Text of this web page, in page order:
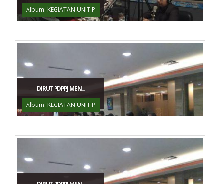
Album: KEGIATAN UNIT P
DIRUT PDPPJ MEN...
Album: KEGIATAN UNIT P